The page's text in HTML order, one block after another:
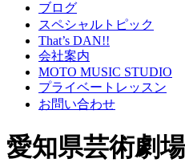
ブログ
スペシャルトピック
That’s DAN!!
会社案内
MOTO MUSIC STUDIO
プライベートレッスン
お問い合わせ
愛知県芸術劇場